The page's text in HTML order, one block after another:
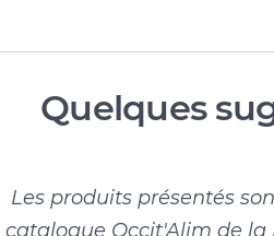
Quelques
Les produits présentés
catalogue Occit'Alim de la